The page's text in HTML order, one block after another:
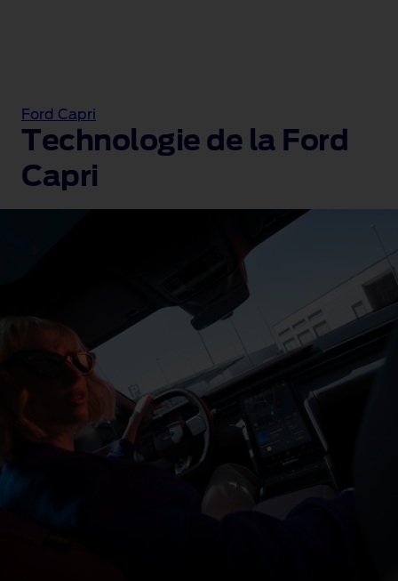
Ford Capri
Technologie de la Ford
Capri